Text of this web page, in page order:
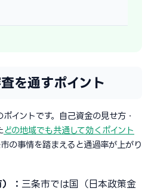
を通すポイント
イントです。自己資金の見せ方・
どの地域でも共通して効くポイント
の事情を踏まえると通過率が上がり
： 三条市では国（日本政策金